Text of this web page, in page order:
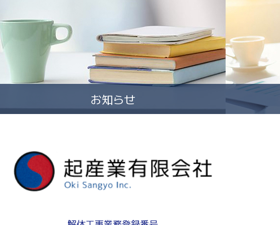
お知らせ